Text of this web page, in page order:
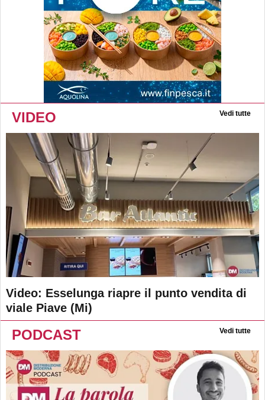
VIDEO Vedi tutte
Video: Esselunga riapre il punto vendita di
viale Piave (Mi)
PODCAST Vedi tutte